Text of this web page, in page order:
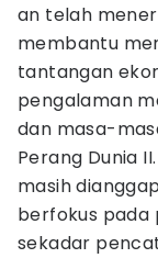
an telah
membantu
tantangan
pengalaman
dan masa-
Perang Dunia
masih
berfokus pada
sekadar